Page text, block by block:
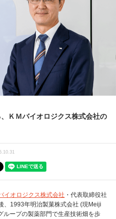
ＫＭバイオロジクス株式会社の
イオロジクス株式会社 ・代表取締役社
、1993年明治製菓株式会社 (現Meiji
ープの製薬部門で生産技術畑を歩